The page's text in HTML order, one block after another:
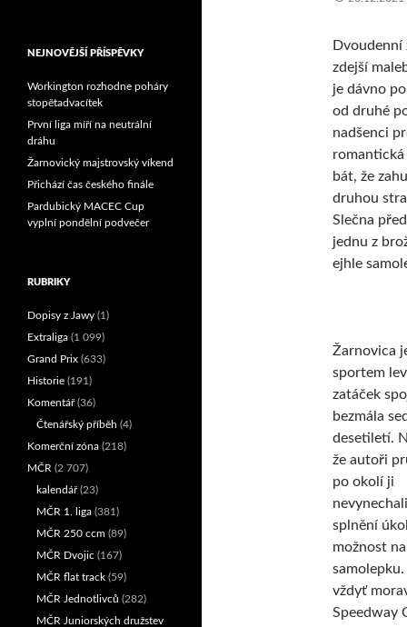
Dvoudenní
zdejší
je dávno
od druhé
nadšenci
romantická
bát, že
druhou
Slečna
jednu z
ejhle
Žarnovica
sportem
zatáček
bezmála
desetiletí.
že autoři
po okolí ji
splnění
možnost
vždyť
Speedway
NEJNOVĚJŠÍ PŘÍSPĚVKY
Workington rozhodne poháry
stopětadvacítek
První liga míří na neutrální
dráhu
Žarnovický majstrovský víkend
Přichází čas českého finále
Pardubický MACEC Cup
vyplní pondělní podvečer
RUBRIKY
Dopisy z Jawy (1)
Extraliga (1 099)
Grand Prix (633)
Historie (191)
Komentář(36)
Čtenářský příběh (4)
Komerční zóna (218)
MČR (2 707)
kalendář(23)
MČR 1. liga (381)
MČR 250 ccm (89)
MČR Dvojic (167)
MČR flat track (59)
MČR Jednotlivců (282)
MČR Juniorských družstev